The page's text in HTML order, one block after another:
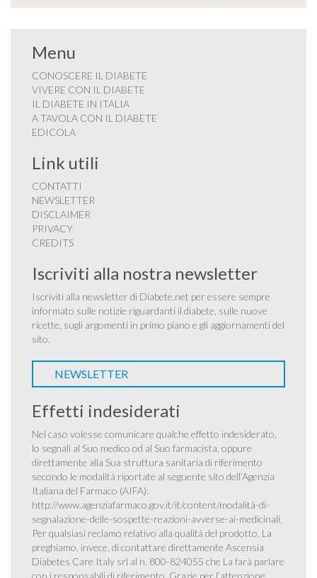
Menu
CONOSCERE IL DIABETE
VIVERE CON IL DIABETE
IL DIABETE IN ITALIA
A TAVOLA CON IL DIABETE
EDICOLA
Link utili
CONTATTI
NEWSLETTER
DISCLAIMER
PRIVACY
CREDITS
Iscriviti alla nostra newsletter
Iscriviti alla newsletter di Diabete.net per essere sempre
informato sulle notizie riguardanti il diabete, sulle nuove
ricette, sugli argomenti in primo piano e gli aggiornamenti del
sito.
NEWSLETTER
Effetti indesiderati
Nel caso volesse comunicare qualche effetto indesiderato,
lo segnali al Suo medico od al Suo farmacista, oppure
direttamente alla Sua struttura sanitaria di riferimento
secondo le modalità riportate al seguente sito dell’Agenzia
Italiana del Farmaco (AIFA):
http://www.agenziafarmaco.gov.it/it/content/modalità-di-
segnalazione-delle-sospette-reazioni-avverse-ai-medicinali.
Per qualsiasi reclamo relativo alla qualità del prodotto, La
preghiamo, invece, di contattare direttamente Ascensia
Diabetes Care Italy srl al n. 800-824055 che La farà parlare
con i responsabili di riferimento. Grazie per l’attenzione.